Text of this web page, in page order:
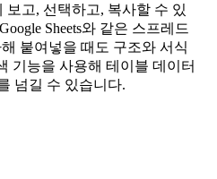
고, 선택하고, 복사할 수 있
Sheets와 같은 스프레드
붙여넣을 때도 구조와 서식
기능을 사용해 테이블 데이터
넘길 수 있습니다.